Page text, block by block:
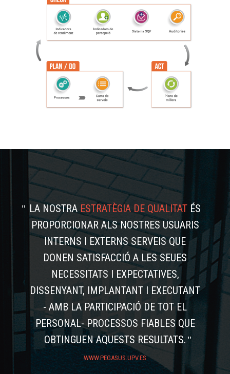
LA NOSTRAESTRATÈGIA DE QUALITAT ÉS
PROPORCIONAR ALS NOSTRES USUARIS
INTERNS I EXTERNS SERVEIS QUE
DONEN SATISFACCIÓ A LES SEUES
NECESSITATS I EXPECTATIVES,
DISSENYANT, IMPLANTANT I EXECUTANT
- AMB LA PARTICIPACIÓ DE TOT EL
PERSONAL- PROCESSOS FIABLES QUE
OBTINGUEN AQUESTS RESULTATS.
WWW.PEGASUS.UPV.ES